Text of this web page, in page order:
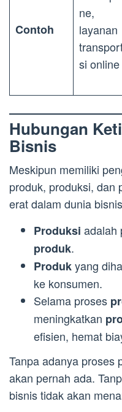
Contoh
ne,
layanan
si online
Hubungan
Bisnis
Meskipun memiliki
produk, produksi, dan
erat dalam dunia
Produksi adalah
produk.
Produkyang
ke konsumen.
Selama proses
meningkatkan
efisien, hemat
Tanpa adanya proses
akan pernah ada.
bisnis tidak akan